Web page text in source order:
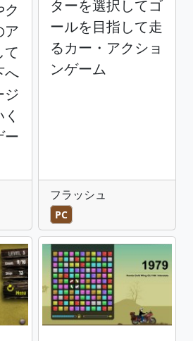
ア
て
へ
ジ
ー
ターを選択してゴ
ールを目指して走
るカー・アクショ
ンゲーム
フラッシュ
PC